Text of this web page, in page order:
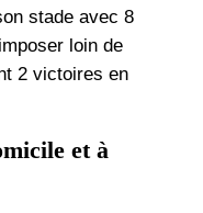
stade avec 8
loin de
2 victoires en
et à